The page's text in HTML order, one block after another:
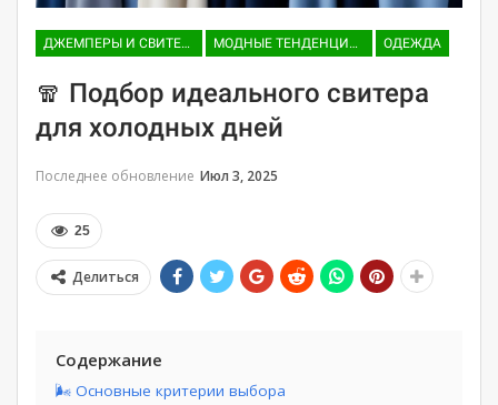
ДЖЕМПЕРЫ И СВИТЕРА МОДНЫЕ ТЕНДЕНЦИИ И ТРЕНДЫ ОДЕЖДА
🧣 Подбор идеального свитера
для холодных дней
Последнее обновление Июл 3, 2025
25
Делиться
Содержание
🌬️ Основные критерии выбора